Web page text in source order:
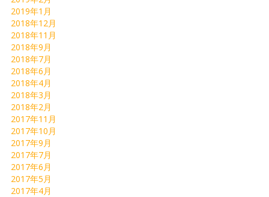
2019年1月
2018年12月
2018年11月
2018年9月
2018年7月
2018年6月
2018年4月
2018年3月
2018年2月
2017年11月
2017年10月
2017年9月
2017年7月
2017年6月
2017年5月
2017年4月